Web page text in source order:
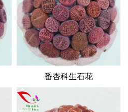
番杏科生石花